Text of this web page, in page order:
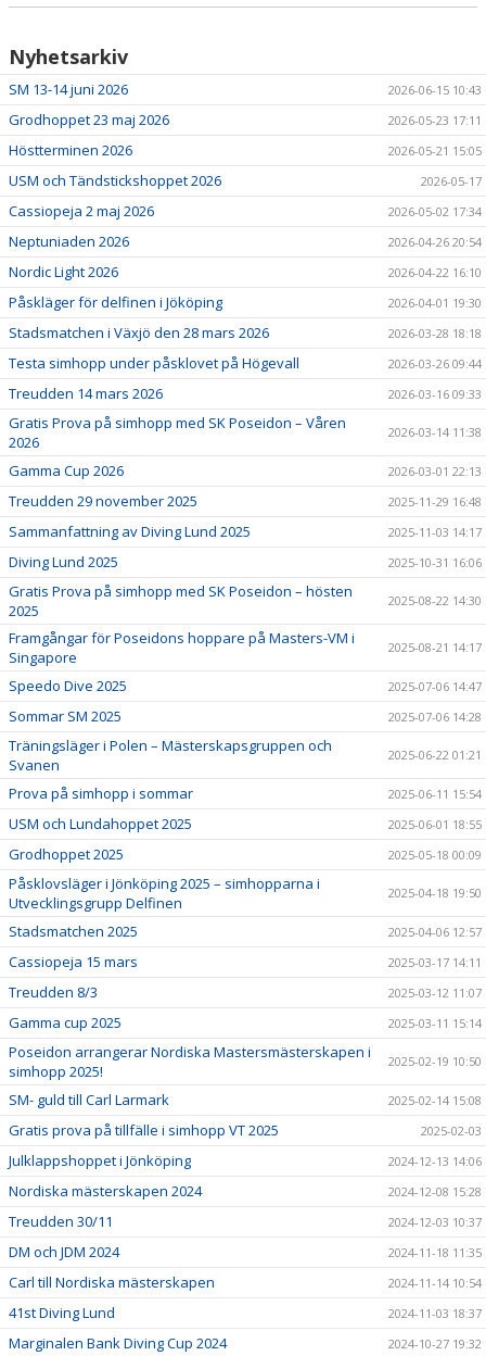
Nyhetsarkiv
SM 13-14 juni 2026 2026-06-15 10:43
Grodhoppet 23 maj 2026 2026-05-23 17:11
Höstterminen 2026 2026-05-21 15:05
USM och Tändstickshoppet 2026 2026-05-17
Cassiopeja 2 maj 2026 2026-05-02 17:34
Neptuniaden 2026 2026-04-26 20:54
Nordic Light 2026 2026-04-22 16:10
Påskläger för delfinen i Jököping 2026-04-01 19:30
Stadsmatchen i Växjö den 28 mars 2026 2026-03-28 18:18
Testa simhopp under påsklovet på Högevall 2026-03-26 09:44
Treudden 14 mars 2026 2026-03-16 09:33
Gratis Prova på simhopp med SK Poseidon – Våren
2026
2026-03-14 11:38
Gamma Cup 2026 2026-03-01 22:13
Treudden 29 november 2025 2025-11-29 16:48
Sammanfattning av Diving Lund 2025 2025-11-03 14:17
Diving Lund 2025 2025-10-31 16:06
Gratis Prova på simhopp med SK Poseidon – hösten
2025
2025-08-22 14:30
Framgångar för Poseidons hoppare på Masters-VM i
Singapore
2025-08-21 14:17
Speedo Dive 2025 2025-07-06 14:47
Sommar SM 2025 2025-07-06 14:28
Träningsläger i Polen – Mästerskapsgruppen och
Svanen
2025-06-22 01:21
Prova på simhopp i sommar 2025-06-11 15:54
USM och Lundahoppet 2025 2025-06-01 18:55
Grodhoppet 2025 2025-05-18 00:09
Påsklovsläger i Jönköping 2025 – simhopparna i
Utvecklingsgrupp Delfinen
2025-04-18 19:50
Stadsmatchen 2025 2025-04-06 12:57
Cassiopeja 15 mars 2025-03-17 14:11
Treudden 8/3 2025-03-12 11:07
Gamma cup 2025 2025-03-11 15:14
Poseidon arrangerar Nordiska Mastersmästerskapen i
simhopp 2025!
2025-02-19 10:50
SM- guld till Carl Larmark 2025-02-14 15:08
Gratis prova på tillfälle i simhopp VT 2025 2025-02-03
Julklappshoppet i Jönköping 2024-12-13 14:06
Nordiska mästerskapen 2024 2024-12-08 15:28
Treudden 30/11 2024-12-03 10:37
DM och JDM 2024 2024-11-18 11:35
Carl till Nordiska mästerskapen 2024-11-14 10:54
41st Diving Lund 2024-11-03 18:37
Marginalen Bank Diving Cup 2024 2024-10-27 19:32